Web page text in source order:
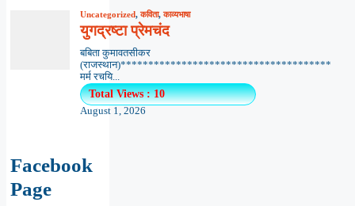
Uncategorized,कविता,काव्यभाषा
युगद्रष्टा प्रेमचंद
बबिता कुमावतसीकर
(राजस्थान)**************************************
मर्म रचयि...
Total Views : 10
August 1, 2026
Facebook
Page